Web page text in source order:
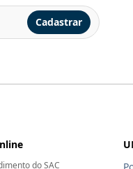
Cadastrar
do SAC